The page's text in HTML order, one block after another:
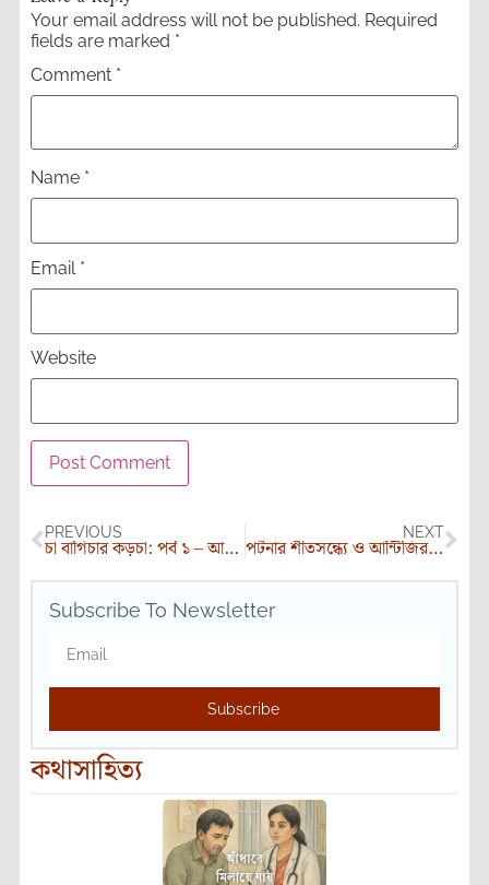
Your email address will not be published. Required
fields are marked *
Comment *
Name *
Email *
Website
PREVIOUS
চা বাগিচার কড়চা: পর্ব ১ – আমাদের সেই চা-বাগান
NEXT
পটনার শীতসন্ধ্যে ও আন্টিজির রসুই
Subscribe To Newsletter
Subscribe
কথাসাহিত্য